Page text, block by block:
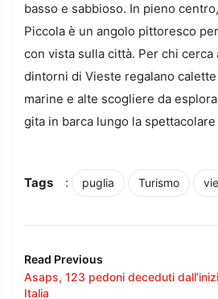
basso e sabbioso. In pieno
Piccola è un angolo pittoresco
con vista sulla città. Per chi
dintorni di Vieste regalano
marine e alte scogliere da
gita in barca lungo la
Tags : puglia Turismo
Read Previous
Asaps, 123 pedoni deceduti
Italia